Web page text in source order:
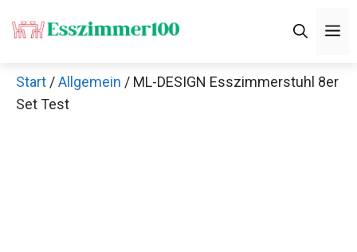
Inhalt
Start /Allgemein / ML-DESIGN Esszimmerstuhl 8er
Set Test